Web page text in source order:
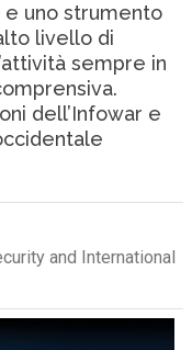
uno strumento
livello di
sempre in
dell’Infowar e
and International